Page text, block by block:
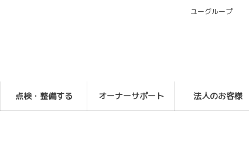
点検・整備する オーナーサポート 法人のお客様
ユーグループ